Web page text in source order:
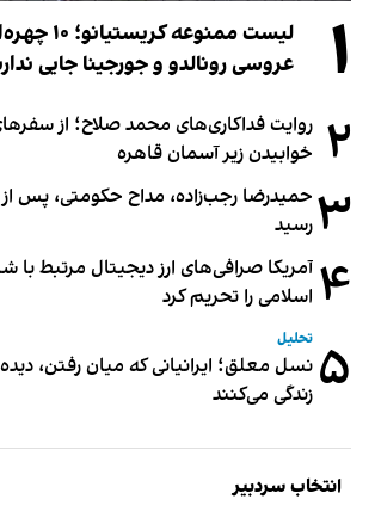
۱
لیست
عروسی رونالدو و جورجینا جایی
۲ خوابیدن زیر آسمان قاهره
۳ حمیدرضا رجب‌زاده، مداح حکومتی، پس
رسید
۴ آمریکا صرافی‌های ارز دیجیتال مرتبط
اسلامی را تحریم کرد
۵ تحلیل
نسل معلق؛ ایرانیانی که میان رفتن،
زندگی می‌کنند
انتخاب سردبیر